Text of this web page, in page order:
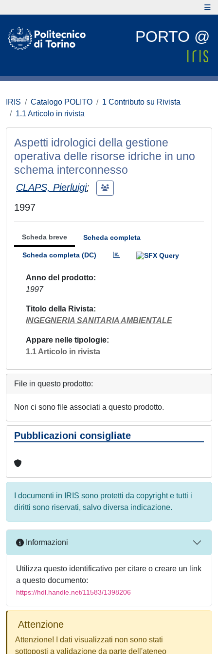
PORTO @
IRIS Catalogo POLITO
1 Contributo su Rivista
1.1 Articolo in rivista
Aspetti idrologici della gestione
operativa delle risorse idriche in uno
schema interconnesso
CLAPS, Pierluigi;
1997
Scheda breve Scheda completa
Scheda completa (DC)
Anno del prodotto
1997
Titolo della Rivista
INGEGNERIA SANITARIA AMBIENTALE
Appare nelle tipologie
1.1 Articolo in rivista
File in questo prodotto:
Non ci sono file associati a questo prodotto.
Pubblicazioni consigliate
I documenti in IRIS sono protetti da copyright e tutti i
diritti sono riservati, salvo diversa indicazione.
Informazioni
Utilizza questo identificativo per citare o creare un link
a questo documento:
https://hdl.handle.net/11583/1398206
Attenzione
Attenzione! I dati visualizzati non sono stati
sottoposti a validazione da parte dell'ateneo